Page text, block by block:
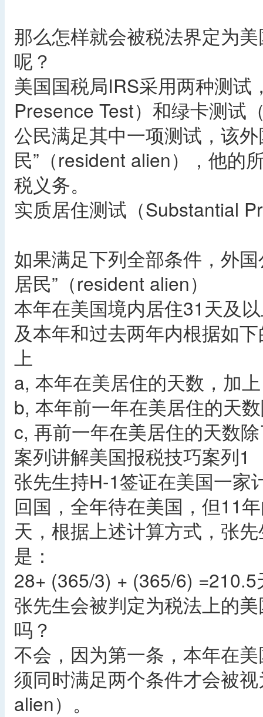
那么怎样就会被税法界定为
呢？
美国国税局IRS采用两种测
Presence Test）和绿卡测试
公民满足其中一项测试，该
民”（resident alien），他的
税义务。
实质居住测试（Substantial
如果满足下列全部条件，外
居民”（resident alien）
本年在美国境内居住31天及
及本年和过去两年内根据如
上
a, 本年在美居住的天数，加上
b, 本年前一年在美居住的天
c, 再前一年在美居住的天数
案列讲解美国报税技巧案列1
张先生持H-1签证在美国一家
回国，全年待在美国，但11
天，根据上述计算方式，张
是：
28+ (365/3) + (365/6) =210.5
张先生会被判定为税法上的
吗？
不会，因为第一条，本年在
须同时满足两个条件才会被
alien）。